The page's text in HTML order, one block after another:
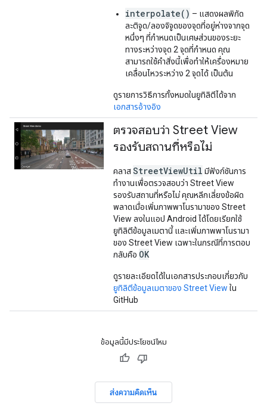
interpolate() – แสดงผลพิกัด
ละติจูด/ลองจิจูดของจุดที่อยู่ห่างจากจุด
หนึ่งๆ ที่กำหนดเป็นเศษส่วนของระยะ
ทางระหว่างจุด 2 จุดที่กำหนด คุณ
สามารถใช้คำสั่งนี้เพื่อทำให้เครื่องหมาย
เคลื่อนไหวระหว่าง 2 จุดได้ เป็นต้น
ดูรายการวิธีการทั้งหมดในยูทิลิตีได้จาก
เอกสารอ้างอิง
ตรวจสอบว่า Street View
รองรับสถานที่หรือไม่
คลาสStreetViewUtil มีฟังก์ชันการ
ทำงานเพื่อตรวจสอบว่า Street View
รองรับสถานที่หรือไม่ คุณหลีกเลี่ยงข้อผิด
พลาดเมื่อเพิ่มภาพพาโนรามาของ Street
View ลงในแอป Android ได้โดยเรียกใช้
ยูทิลิตีข้อมูลเมตานี้ และเพิ่มภาพพาโนรามา
ของ Street View เฉพาะในกรณีที่การตอบ
กลับคือ OK
ดูรายละเอียดได้ในเอกสารประกอบเกี่ยวกับ
ยูทิลิตีข้อมูลเมตาของ Street View ใน
GitHub
ข้อมูลนี้มีประโยชน์ไหม
ส่งความคิดเห็น